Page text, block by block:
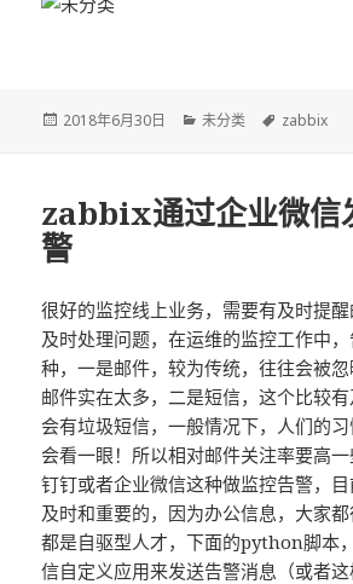
发
2018年6月30日
分
未分类
标
zabbix
zabbix通过企业微信
警
很好的监控线上业务，需要有及时提
及时处理问题，在运维的监控工作中
种，一是邮件，较为传统，往往会被
邮件实在太多，二是短信，这个比较
会有垃圾短信，一般情况下，人们的
会看一眼！所以相对邮件关注率要高
钉钉或者企业微信这种做监控告警，
及时和重要的，因为办公信息，大家
都是自驱型人才，下面的python脚本
信自定义应用来发送告警消息（或者